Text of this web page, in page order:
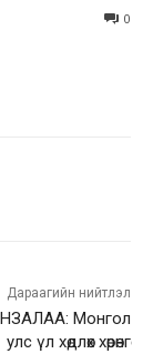
0
Дараагийн нийтлэл
Монгол
улс үл хөдлөх хөрөнгө